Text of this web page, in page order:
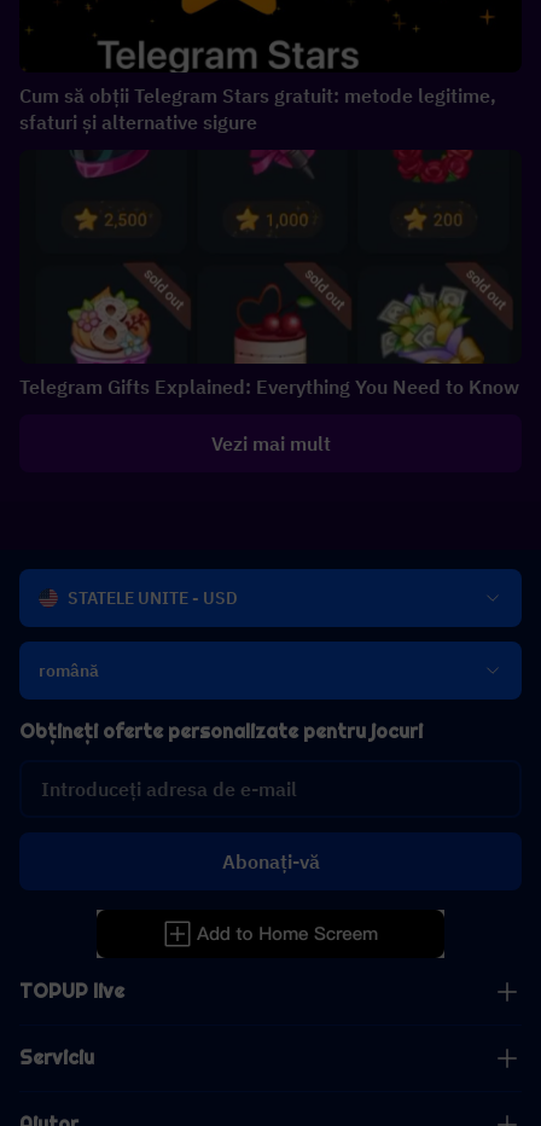
Cum să obții Telegram Stars gratuit: metode legitime,
sfaturi și alternative sigure
Telegram Gifts Explained: Everything You Need to Know
Vezi mai mult
STATELE UNITE - USD
română
TOPUP live
Serviciu
Obțineți oferte personalizate pentru jocuri
Abonați-vă